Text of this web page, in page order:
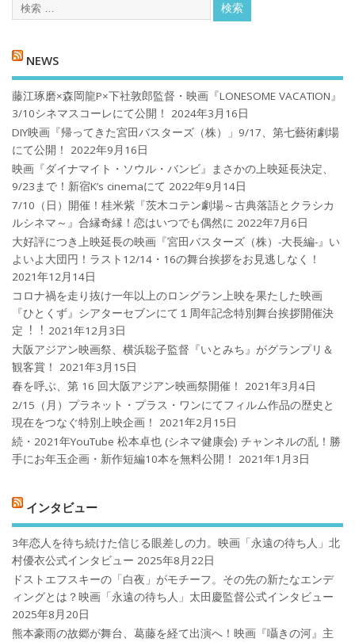
NEWS
藤江琢磨×森岡龍P×下社敦郎監督・映画『LONESOME VACATION』
3/10シネマスコーレにて公開！
2024年3月16日
DIY映画『帰ってきた宮田バスターズ（株）」9/17、第七藝術劇場
にて公開！
2022年9月16日
映画『ダイナマイト・ソウル・バンビ』まさかの上映延長決定、
9/23まで！新宿K’s cinemaにて 2022年9月14日
7/10（日）開催！桂米紫『茨木コテン劇場～古典落語とクラシカ
ルシネマ～』合縁奇縁！恋はいつでも偶然に 2022年7月6日
大好評につき上映延長の映画『宮田バスターズ（株）-大長編-』い
よいよ大団円！ラスト12/14・16の舞台挨拶をお見逃しなく！
2021年12月14日
コロナ禍を⾛り抜け⼀年以上のロングラン上映を果たした映画
『ひとくず』シアターセブンにて１周年記念特別舞台挨拶開催決
定︕︕ 2021年12月3日
大阪アジアン映画祭、横浜聡子監督『いとみち』がグランプリ＆
観客賞！
2021年3月15日
春を呼ぶ、第 16 回大阪アジアン映画祭開催！
2021年3月4日
2/15（月）プラネット・プラス・ワンにてフィルム作品の歴史と
現在をつなぐ特別上映企画！
2021年2月15日
続・2021年YouTube 松本卓也 (シネマ健康会) チャンネルの乱！勝
手にお年玉企画・新作短編10本を無料公開！
2021年1月3日
インタビュー
3年恋人を待ち続けた信じる眼差しの力。映画「永遠の待ち人」北
村優衣公式インタビュー 2025年8月22日
ドストエフスキーの「白夜」がモチーフ。その先の新たなエンデ
ィングとは？映画「永遠の待ち人」太田慶監督公式インタビュー
2025年8月20日
熊本豪雨の故郷が舞台、葛藤を経て出演へ！映画『囁きの河』主